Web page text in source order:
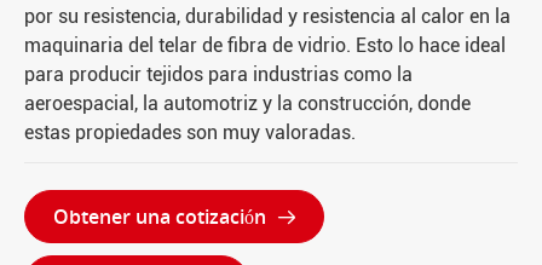
por su resistencia, durabilidad y resistencia al calor en la
maquinaria del telar de fibra de vidrio. Esto lo hace ideal
para producir tejidos para industrias como la
aeroespacial, la automotriz y la construcción, donde
estas propiedades son muy valoradas.
Obtener una cotización 